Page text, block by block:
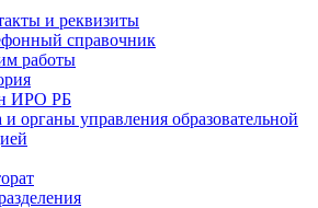
и реквизиты
справочник
работы
ИРО РБ
и органы управления образовательной